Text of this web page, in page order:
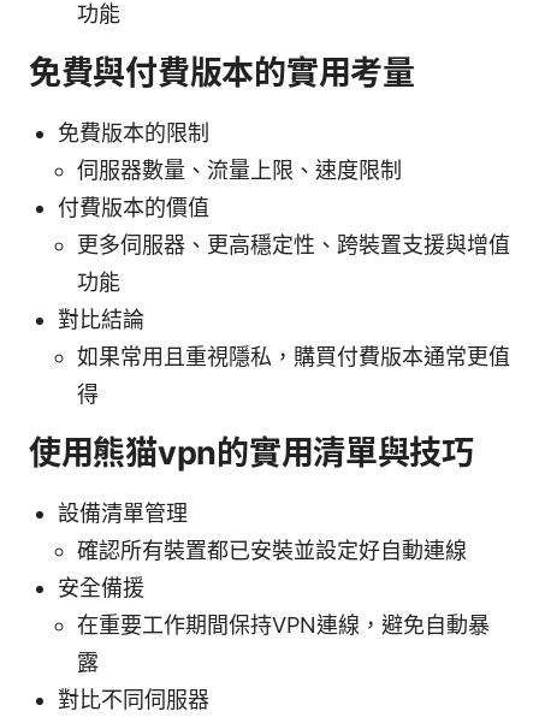
功能
免費與付費版本的實用考量
免費版本的限制
伺服器數量、流量上限、速度限制
付費版本的價值
更多伺服器、更高穩定性、跨裝置支援與增值
功能
對比結論
如果常用且重視隱私，購買付費版本通常更值
得
使用熊猫vpn的實用清單與技巧
設備清單管理
確認所有裝置都已安裝並設定好自動連線
安全備援
在重要工作期間保持VPN連線，避免自動暴
露
對比不同伺服器